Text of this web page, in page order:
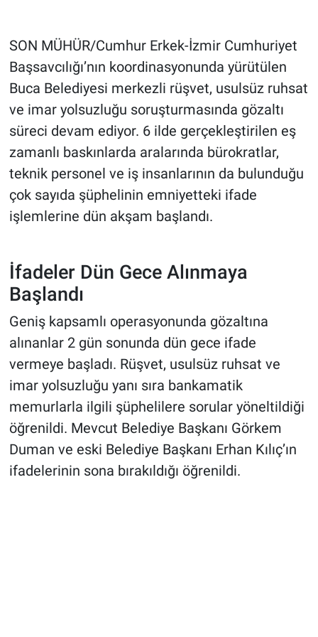
SON MÜHÜR/Cumhur Erkek-İzmir Cumhuriyet
Başsavcılığı’nın koordinasyonunda yürütülen
Buca Belediyesi merkezli rüşvet, usulsüz ruhsat
ve imar yolsuzluğu soruşturmasında gözaltı
süreci devam ediyor. 6 ilde gerçekleştirilen eş
zamanlı baskınlarda aralarında bürokratlar,
teknik personel ve iş insanlarının da bulunduğu
çok sayıda şüphelinin emniyetteki ifade
işlemlerine dün akşam başlandı.
İfadeler Dün Gece Alınmaya
Başlandı
Geniş kapsamlı operasyonunda gözaltına
alınanlar 2 gün sonunda dün gece ifade
vermeye başladı. Rüşvet, usulsüz ruhsat ve
imar yolsuzluğu yanı sıra bankamatik
memurlarla ilgili şüphelilere sorular yöneltildiği
öğrenildi. Mevcut Belediye Başkanı Görkem
Duman ve eski Belediye Başkanı Erhan Kılıç’ın
ifadelerinin sona bırakıldığı öğrenildi.